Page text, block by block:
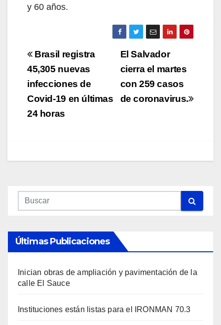
y 60 años.
Navegación
de
entradas
El Salvador
cierra el martes
con 259 casos
de coronavirus.
Brasil registra
45,305 nuevas
infecciones de
Covid-19 en últimas
24 horas
Últimas Publicaciones
Inician obras de ampliación y pavimentación de la
calle El Sauce
Instituciones están listas para el IRONMAN 70.3